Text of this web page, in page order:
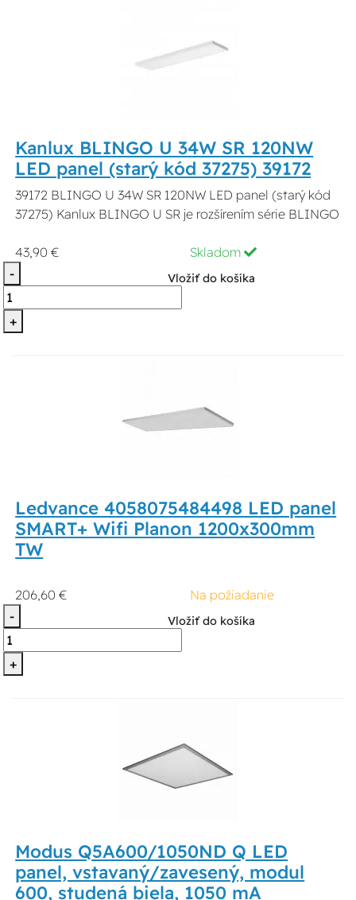
Kanlux BLINGO U 34W SR 120NW
LED panel (starý kód 37275) 39172
39172 BLINGO U 34W SR 120NW LED panel (starý kód
37275) Kanlux BLINGO U SR je rozšírením série BLINGO
43,90 €
Skladom
-
+
Vložiť do košíka
Ledvance 4058075484498 LED panel
SMART+ Wifi Planon 1200x300mm
TW
206,60 €
Na požiadanie
-
+
Vložiť do košíka
Modus Q5A600/1050ND Q LED
panel, vstavaný/zavesený, modul
600, studená biela, 1050 mA